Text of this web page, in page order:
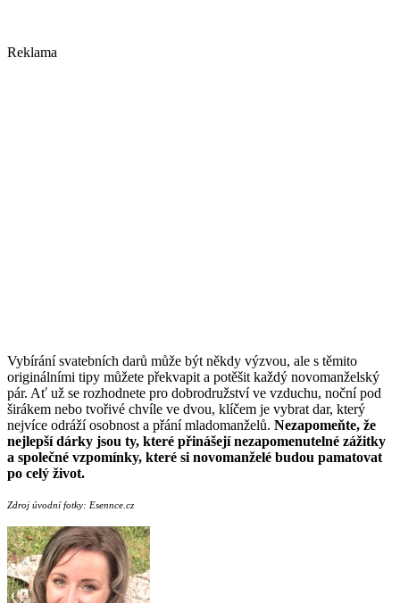
Reklama
Vybírání svatebních darů může být někdy výzvou, ale s těmito
originálními tipy můžete překvapit a potěšit každý novomanželský
pár. Ať už se rozhodnete pro dobrodružství ve vzduchu, noční pod
širákem nebo tvořivé chvíle ve dvou, klíčem je vybrat dar, který
nejvíce odráží osobnost a přání mladomanželů. Nezapomeňte, že
nejlepší dárky jsou ty, které přinášejí nezapomenutelné zážitky
a společné vzpomínky, které si novomanželé budou pamatovat
po celý život.
Zdroj úvodní fotky: Esennce.cz